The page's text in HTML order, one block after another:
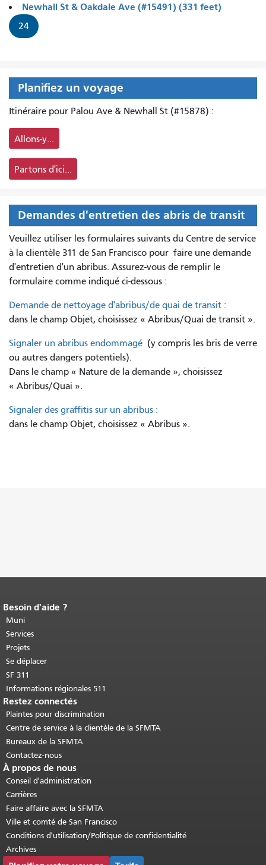
Newhall St & Oakdale Ave (#15491) (331 feet)
24
Planifiez un voyage
Itinéraire pour Palou Ave & Newhall St (#15878) :
Allons-y...
Partons d'ici...
Demandes d'entretien des abris de transit
Veuillez utiliser les formulaires suivants du Centre de service
à la clientèle 311 de San Francisco pour faire une demande
d'entretien d'un abribus. Assurez-vous de remplir le
formulaire comme indiqué ci-dessous :
Demande de nettoyage d'abribus/de quai de transit :
dans le champ Objet, choisissez « Abribus/Quai de transit ».
Signaler un abribus endommagé (y compris les bris de verre
ou autres dangers potentiels).
Dans le champ « Nature de la demande », choisissez
« Abribus/Quai ».
Signaler des graffitis sur un abribus :
dans le champ Objet, choisissez « Abribus ».
Fin du contenu de la page.
cette page se répète sur chaque page.
Retour au haut du contenu principal
Besoin d'aide ?
Muni
Services
Projets
Se déplacer
SF 311
Informations régionales 511
Restez connectés
Plaintes pour discrimination
Centre de service à la clientèle de la SFMTA
Bureaux de la SFMTA
Contactez-nous
À propos de nous
Conseil d'administration
Carrières
Faire affaire avec la SFMTA
Ville et comté de San Francisco
Conditions d'utilisation/Politique de confidentialité
Archives